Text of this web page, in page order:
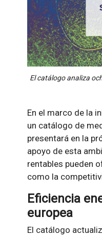
El catálogo analiza
En el marco de la
un catálogo de
presentará en la
apoyo de esta
rentables pueden
como la
Eficiencia
europea
El catálogo